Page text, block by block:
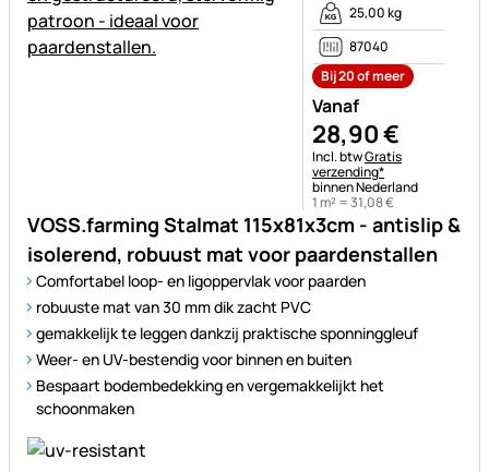
VOSS.farming Stalmat 115x81x3cm - antislip &
isolerend, robuust mat voor paardenstallen
Comfortabel loop- en ligoppervlak voor paarden
robuuste mat van 30 mm dik zacht PVC
gemakkelijk te leggen dankzij praktische sponninggleuf
Weer- en UV-bestendig voor binnen en buiten
Bespaart bodembedekking en vergemakkelijkt het
schoonmaken
25,00 kg
87040
Bij 20 of meer
Vanaf
28,90€
Belastinginformatie:
Incl. btwGratis
verzending*
binnen Nederland
1 m² =31,08€